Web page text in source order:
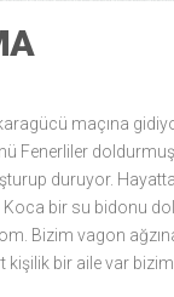
maçına
Fenerliler doldurmuş.
duruyor.
bir su bidonu
Bizim vagon
kişilik bir aile var bizim